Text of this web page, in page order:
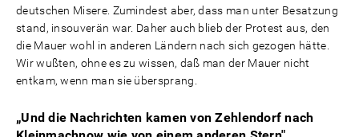
deutschen Misere. Zumindest aber, dass man unter Besatzung
stand, insouverän war. Daher auch blieb der Protest aus, den
die Mauer wohl in anderen Ländern nach sich gezogen hätte.
Wir wußten, ohne es zu wissen, daß man der Mauer nicht
entkam, wenn man sie übersprang.
„Und die Nachrichten kamen von Zehlendorf nach